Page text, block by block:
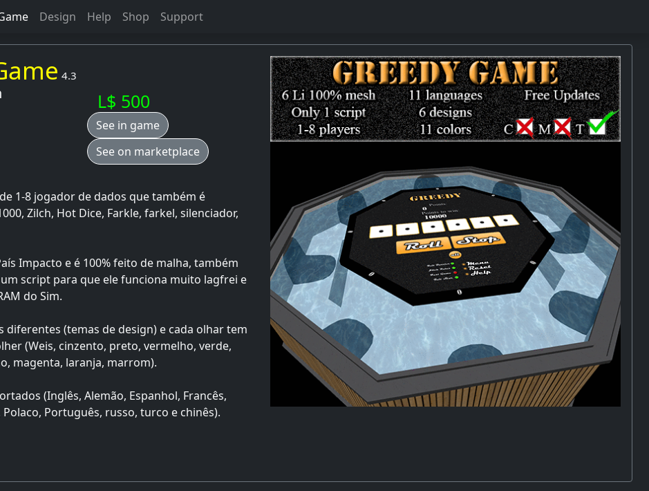
Design Help Shop
Support
4.3
L$ 500
See in game
See on marketplace
1-8 jogador de dados que também é
Zilch, Hot Dice, Farkle, farkel, silenciador,
Impacto e é 100% feito de malha, também
script para que ele funciona muito lagfrei e
do Sim.
diferentes (temas de design) e cada olhar tem
(Weis, cinzento, preto, vermelho, verde,
magenta, laranja, marrom).
(Inglês, Alemão, Espanhol, Francês,
Português, russo, turco e chinês).